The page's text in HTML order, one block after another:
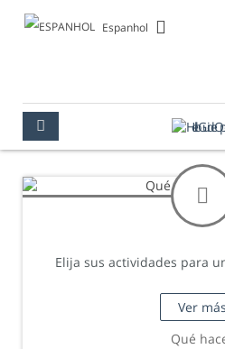
Espanhol
Elija sus actividades para
Ver más
Qué